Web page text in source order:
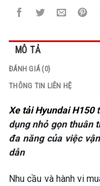
MÔ TẢ
ĐÁNH GIÁ (0)
THÔNG TIN LIÊN HỆ
Xe tải Hyundai H150
dụng nhỏ gọn thuân
đa năng của việc
dẫn
Nhu cầu và hành vi